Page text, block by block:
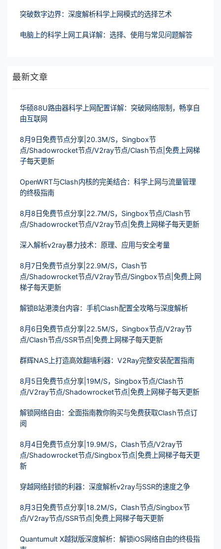
突破数字边界：深度解析科学上网模式的选择艺术
电脑上的科学上网工具详解：选择、使用与常见问题解答
最新文章
华硕88U路由器科学上网配置详解：突破网络限制，畅享自
由互联网
8月9日免费节点分享|20.3M/S，Singbox节
点/Shadowrocket节点/V2ray节点/Clash节点|免费上网梯
子每天更新
OpenWRT与Clash内核的完美结合：科学上网与流量管理
的终极指南
8月8日免费节点分享|22.7M/S，Singbox节点/Clash节
点/Shadowrocket节点/V2ray节点|免费上网梯子每天更新
深入解析v2ray暴力技术：原理、应用与安全考量
8月7日免费节点分享|22.9M/S，Clash节
点/Shadowrocket节点/V2ray节点/Singbox节点|免费上网
梯子每天更新
解锁B站港澳台内容：手机Clash配置全攻略与深度解析
8月6日免费节点分享|22.5M/S，Singbox节点/V2ray节
点/Clash节点/SSR节点|免费上网梯子每天更新
群辉NAS上打造高效翻墙利器：V2Ray完整安装配置指南
8月5日免费节点分享|19M/S，Singbox节点/Clash节
点/V2ray节点/Shadowrocket节点|免费上网梯子每天更新
解锁网络自由：全面指南教你购买与免费获取Clash节点订
阅
8月4日免费节点分享|19.9M/S，Clash节点/V2ray节
点/Shadowrocket节点/Singbox节点|免费上网梯子每天更
新
穿越网络封锁的利器：深度解析v2ray与SSR的速度之争
8月3日免费节点分享|18.2M/S，Clash节点/Singbox节
点/V2ray节点/SSR节点|免费上网梯子每天更新
Quantumult X越狱版深度解析：解锁iOS网络自由的终极指